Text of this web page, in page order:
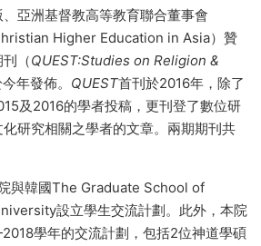
亞洲基督教高等教育聯合董事會
Higher Education in Asia）贊
（QUEST:Studies on Religion &
年發佈。 QUEST首刊於2016年，除了
及2016的學者投稿，更刊登了數位研
研究相關之學者的文章。兩期期刊共
與韓國The Graduate School of
設立學生交流計劃。此外，本院
學年的交流計劃，包括2位神道學碩